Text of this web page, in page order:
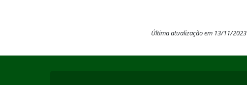
Última atualização em 13/11/2023